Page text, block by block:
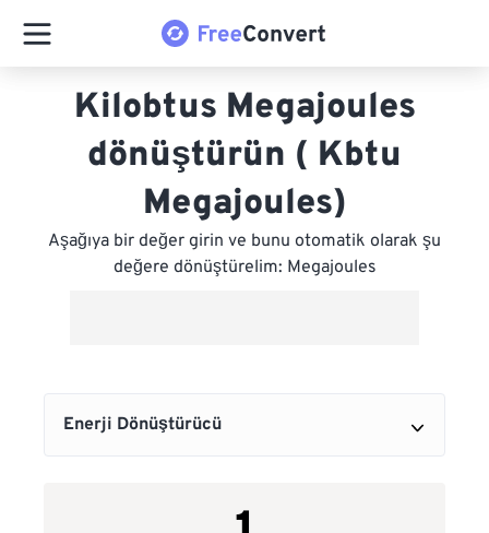
Kilobtus Megajoules
dönüştürün ( Kbtu
Megajoules)
Aşağıya bir değer girin ve bunu otomatik olarak şu
değere dönüştürelim: Megajoules